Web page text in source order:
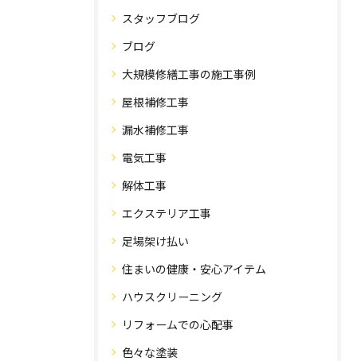
スタッフブログ
ブログ
大規模修繕工事の施工事例
屋根補修工事
漏水補修工事
電気工事
解体工事
エクステリア工事
足場架け払い
住まいの健康・安心アイテム
ハウスクリーニング
リフォームでの心配事
色々な塗装